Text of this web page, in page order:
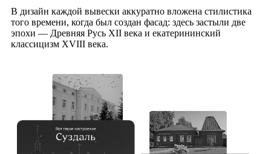
В дизайн каждой вывески аккуратно вложена стилистика
того времени, когда был создан фасад: здесь застыли две
эпохи — Древняя Русь XII века и екатерининский
классицизм XVIII века.